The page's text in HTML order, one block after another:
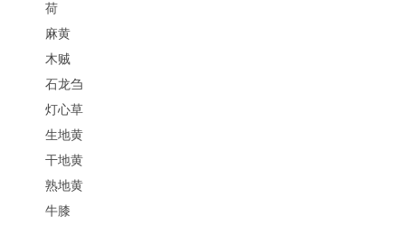
荷
麻黄
木贼
石龙刍
灯心草
生地黄
干地黄
熟地黄
牛膝